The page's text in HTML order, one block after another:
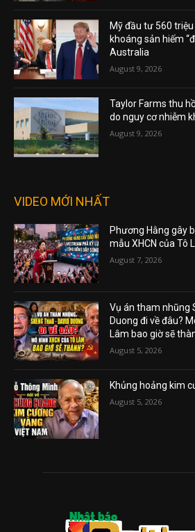
Mỹ đầu tư 560
khoáng sản hiếm
Australia
August 9, 2026
Taylor Farms thu
do nguy cơ nhiễm
August 9, 2026
VIDEO MỚI NHẤT
Phương Hằng gây
mẫu XHCN của Tô
August 7, 2026
Vụ án tham nhũng
Duong đi về đâu?
Lâm bao giờ sẽ
August 5, 2026
Khủng hoảng kim
August 5, 2026